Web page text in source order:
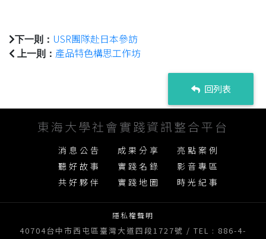
下一則： USR團隊赴日本參訪
上一則： 產品特色構思工作坊
回列表
東海大學社會實踐資訊整合平台
消息公告 成果分享
亮點案例
聽好故事
實踐名錄
影音專區
共好夥伴
實踐地圖 時光紀事
隱私權聲明
40704台中市西屯區臺灣大道四段1727號 / TEL : 886-4-